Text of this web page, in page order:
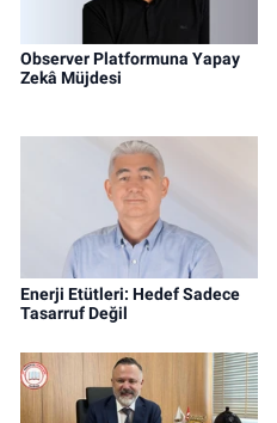
Observer Platformuna Yapay
Zekâ Müjdesi
Enerji Etütleri: Hedef Sadece
Tasarruf Değil